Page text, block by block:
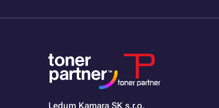
Ledum Kamara SK s.r.o.